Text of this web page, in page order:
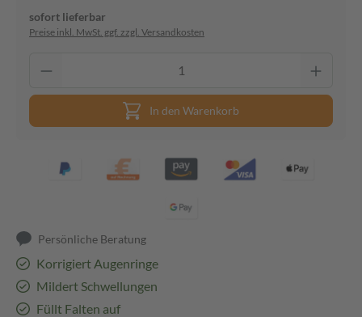
sofort lieferbar
Preise inkl. MwSt. ggf. zzgl. Versandkosten
In den Warenkorb
Persönliche Beratung
Korrigiert Augenringe
Mildert Schwellungen
Füllt Falten auf